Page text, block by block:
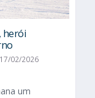
herói
02/2026
um